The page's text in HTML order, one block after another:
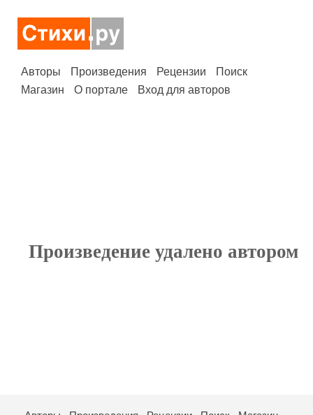
Авторы Произведения Рецензии
Поиск
Магазин
О портале Вход для авторов
Произведение удалено автором